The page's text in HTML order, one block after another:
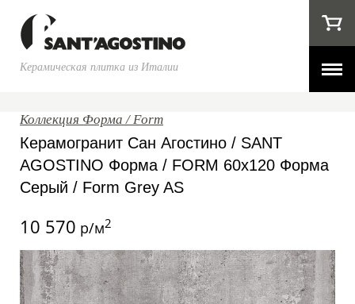
Керамическая плитка из Италии
Коллекция Форма / Form
Керамогранит Сан Агостино / SANT
AGOSTINO Форма / FORM 60x120 Форма
Серый / Form Grey AS
10 570 р/м2